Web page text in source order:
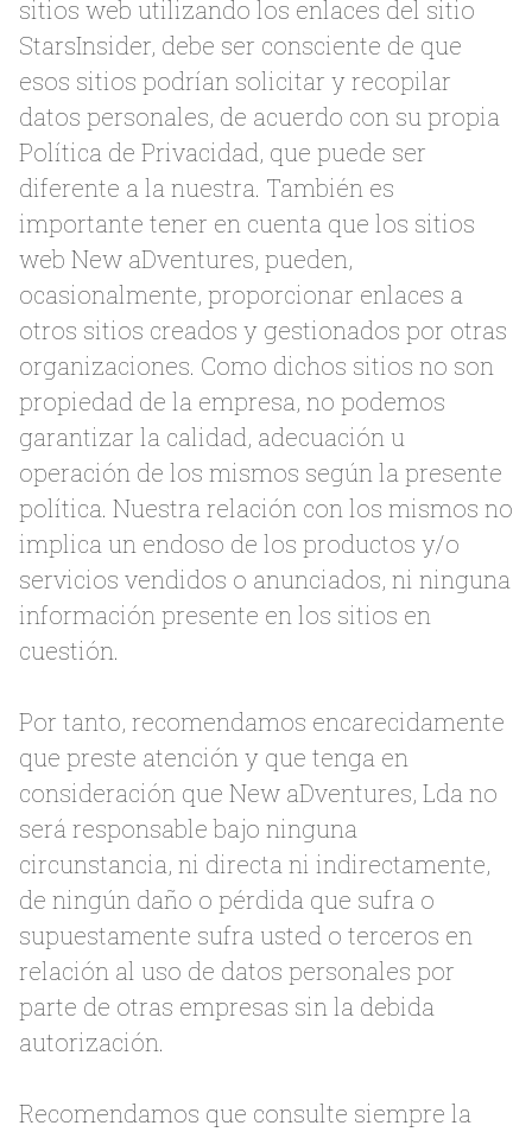
sitios web utilizando los enlaces del sitio
StarsInsider, debe ser consciente de que
esos sitios podrían solicitar y recopilar
datos personales, de acuerdo con su propia
Política de Privacidad, que puede ser
diferente a la nuestra. También es
importante tener en cuenta que los sitios
web New aDventures, pueden,
ocasionalmente, proporcionar enlaces a
otros sitios creados y gestionados por otras
organizaciones. Como dichos sitios no son
propiedad de la empresa, no podemos
garantizar la calidad, adecuación u
operación de los mismos según la presente
política. Nuestra relación con los mismos no
implica un endoso de los productos y/o
servicios vendidos o anunciados, ni ninguna
información presente en los sitios en
cuestión.
Por tanto, recomendamos encarecidamente
que preste atención y que tenga en
consideración que New aDventures, Lda no
será responsable bajo ninguna
circunstancia, ni directa ni indirectamente,
de ningún daño o pérdida que sufra o
supuestamente sufra usted o terceros en
relación al uso de datos personales por
parte de otras empresas sin la debida
autorización.
Recomendamos que consulte siempre la